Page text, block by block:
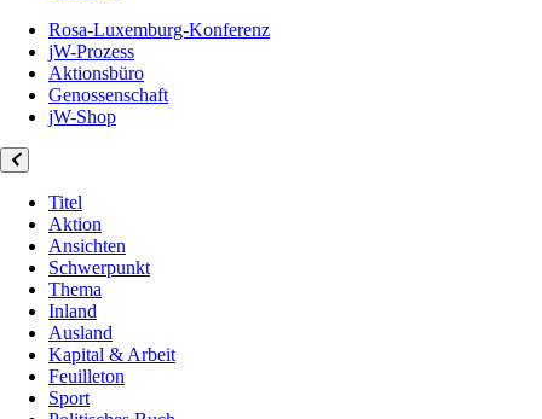
Rosa-Luxemburg-Konferenz
jW-Prozess
Aktionsbüro
Genossenschaft
jW-Shop
Titel
Aktion
Ansichten
Schwerpunkt
Thema
Inland
Ausland
Kapital & Arbeit
Feuilleton
Sport